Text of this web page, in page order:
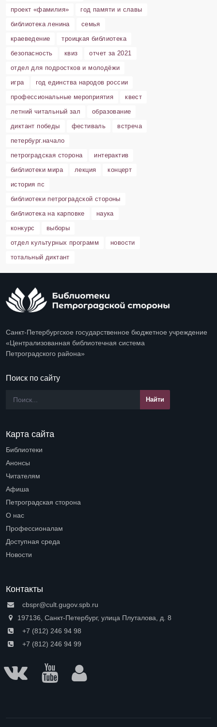
проект «фамилия»
год памяти и славы
библиотека ленина
семья
краеведение
троицкая библиотека
безопасность
квиз
отчет за 2021
отдел для подростков и молодёжи
игра
год единства народов россии
профессиональные мероприятия
квест
летний читальный зал
образование
диктант победы
фестиваль
встреча
петербург.начало
петроградская сторона
интерактив
библиотеки мира
лекция
концерт
история пс
библиотеки петроградской стороны
библиотека на карповке
наука
конкурс
выборы
отдел культурных программ
новости
тотальный диктант
Санкт-Петербургское государственное бюджетное учреждение
«Централизованная библиотечная система
Петроградского района»
Поиск по сайту
Карта сайта
Библиотеки
Анонсы
Читателям
Афиша
Петроградская сторона
О нас
Профессионалам
Доступная среда
Новости
Контакты
cbspr@cult.gugov.spb.ru
197136, Санкт-Петербург, улица Плуталова, д. 8
+7 (812) 246 94 98
+7 (812) 246 94 99